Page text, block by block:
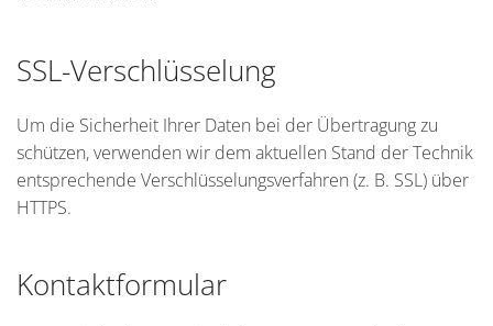
SSL-Verschlüsselung
Um die Sicherheit Ihrer Daten bei der Übertragung zu
schützen, verwenden wir dem aktuellen Stand der Technik
entsprechende Verschlüsselungsverfahren (z. B. SSL) über
HTTPS.
Kontaktformular